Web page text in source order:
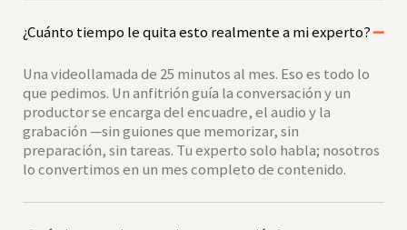
¿Cuánto tiempo le quita esto realmente a mi experto?
Una videollamada de 25 minutos al mes. Eso es todo lo
que pedimos. Un anfitrión guía la conversación y un
productor se encarga del encuadre, el audio y la
grabación —sin guiones que memorizar, sin
preparación, sin tareas. Tu experto solo habla; nosotros
lo convertimos en un mes completo de contenido.